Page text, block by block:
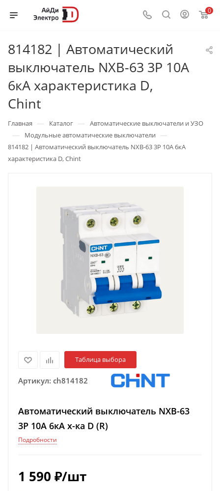
0
814182 | Автоматический
выключатель NXB-63 3P 10А
6кА характеристика D,
Chint
Главная — Каталог — Автоматические выключатели и УЗО
— Модульные автоматические выключатели —
814182 | Автоматический выключатель NXB-63 3P 10А 6кА
характеристика D, Chint
Таблица выбора
Артикул: ch814182
Автоматический выключатель NXB-63
3P 10A 6кА х-ка D (R)
Подробности
1 590 ₽/шт